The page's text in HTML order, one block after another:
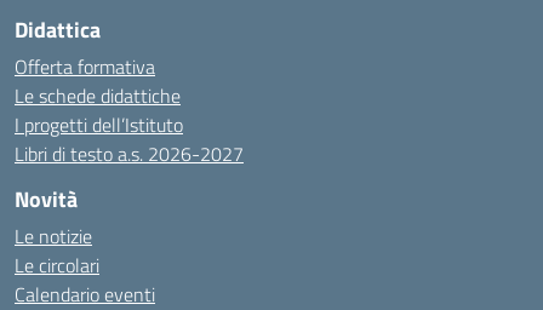
Didattica
Offerta formativa
Le schede didattiche
I progetti dell’Istituto
Libri di testo a.s. 2026-2027
Novità
Le notizie
Le circolari
Calendario eventi